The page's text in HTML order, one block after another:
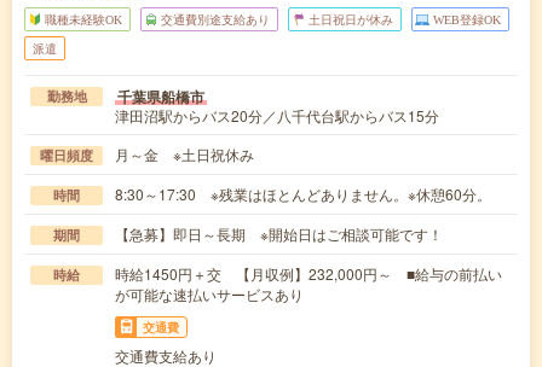
職種未経験OK 交通費別途支給あり 土日祝日が休み WEB登録OK
派遣
勤務地 千葉県船橋市
津田沼駅からバス20分／八千代台駅からバス15分
曜日頻度 月～金 ※土日祝休み
時間 8:30～17:30 ※残業はほとんどありません。※休憩60分。
期間 【急募】即日～長期 ※開始日はご相談可能です！
時給
時給1450円＋交 【月収例】232,000円～ ■給与の前払い
が可能な速払いサービスあり
交通費
交通費支給あり